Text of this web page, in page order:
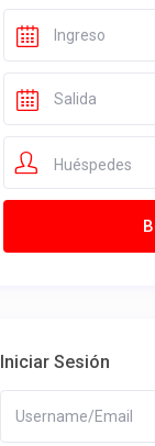
Huéspedes
Iniciar Sesión